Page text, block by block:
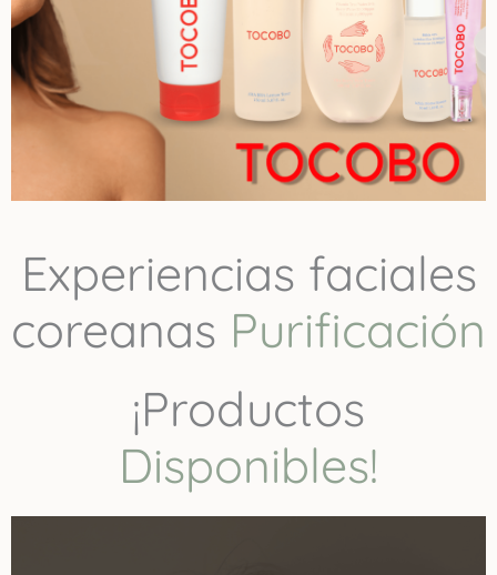
Experiencias faciales
coreanas Purificación
¡Productos
Disponibles!